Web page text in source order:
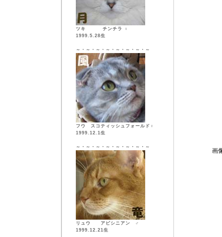
ツキ チンチラ ♀
1999.5.28生
～・～・～・～・～・～・～・～
フウ スコティッシュフォールド♀
1999.12.1生
～・～・～・～・～・～・～・～
リュウ アビシニアン ♂
1999.12.21生
画